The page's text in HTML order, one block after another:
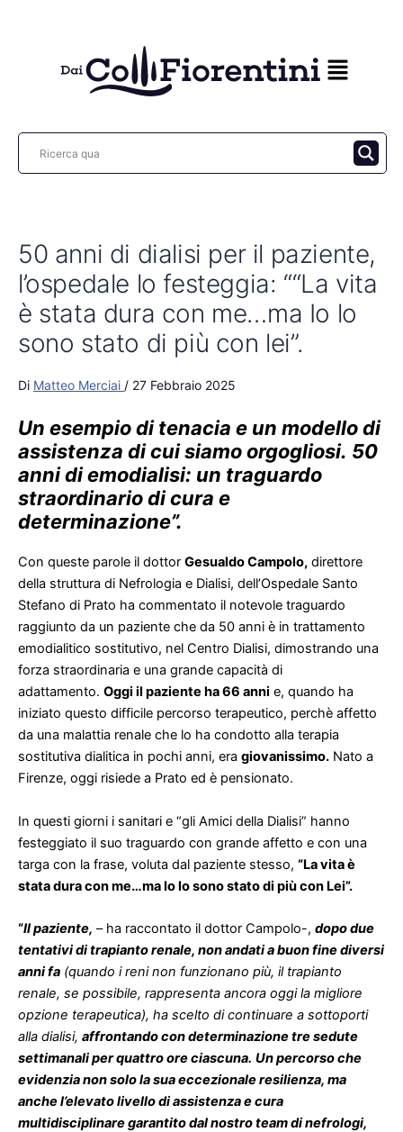
50 anni di dialisi per il paziente,
l’ospedale lo festeggia: ““La vita
è stata dura con me…ma Io lo
sono stato di più con lei”.
Di Matteo Merciai / 27 Febbraio 2025
Un esempio di tenacia e un modello di
assistenza di cui siamo orgogliosi. 50
anni di emodialisi: un traguardo
straordinario di cura e
determinazione”.
Con queste parole il dottor Gesualdo Campolo, direttore
della struttura di Nefrologia e Dialisi, dell’Ospedale Santo
Stefano di Prato ha commentato il notevole traguardo
raggiunto da un paziente che da 50 anni è in trattamento
emodialitico sostitutivo, nel Centro Dialisi, dimostrando una
forza straordinaria e una grande capacità di
adattamento. Oggi il paziente ha 66 anni e, quando ha
iniziato questo difficile percorso terapeutico, perchè affetto
da una malattia renale che lo ha condotto alla terapia
sostitutiva dialitica in pochi anni, era giovanissimo. Nato a
Firenze, oggi risiede a Prato ed è pensionato.
In questi giorni i sanitari e “gli Amici della Dialisi” hanno
festeggiato il suo traguardo con grande affetto e con una
targa con la frase, voluta dal paziente stesso, “La vita è
stata dura con me…ma Io lo sono stato di più con Lei”.
“Il paziente, – ha raccontato il dottor Campolo-, dopo due
tentativi di trapianto renale, non andati a buon fine diversi
anni fa (quando i reni non funzionano più, il trapianto
renale, se possibile, rappresenta ancora oggi la migliore
opzione terapeutica), ha scelto di continuare a sottoporti
alla dialisi, affrontando con determinazione tre sedute
settimanali per quattro ore ciascuna. Un percorso che
evidenzia non solo la sua eccezionale resilienza, ma
anche l’elevato livello di assistenza e cura
multidisciplinare garantito dal nostro team di nefrologi,